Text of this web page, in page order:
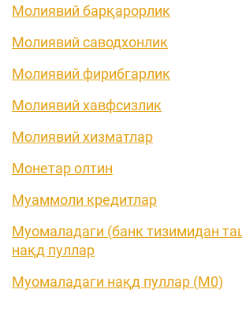
Молиявий барқарорлик
Молиявий саводхонлик
Молиявий фирибгарлик
Молиявий хавфсизлик
Молиявий хизматлар
Монетар олтин
Муаммоли кредитлар
Муомаладаги (банк тизимидан
нақд пуллар
Муомаладаги нақд пуллар (М0)